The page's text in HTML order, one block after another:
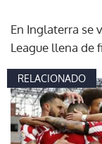
En Inglaterra se
League llena de
RELACIONADO